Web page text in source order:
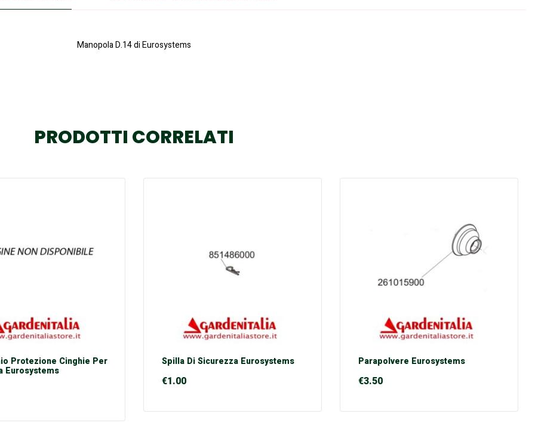
Manopola D.14 di Eurosystems
PRODOTTI CORRELATI
Protezione Cinghie Per
Eurosystems
Spilla Di Sicurezza Eurosystems
€1.00
Parapolvere Eurosystems
€3.50